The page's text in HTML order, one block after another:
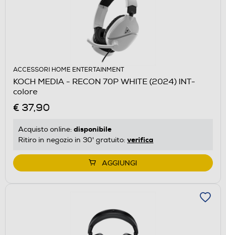
ACCESSORI HOME ENTERTAINMENT
KOCH MEDIA - RECON 70P WHITE (2024) INT-
colore
€ 37,90
Acquisto online: disponibile
Ritiro in negozio in 30' gratuito: verifica
AGGIUNGI